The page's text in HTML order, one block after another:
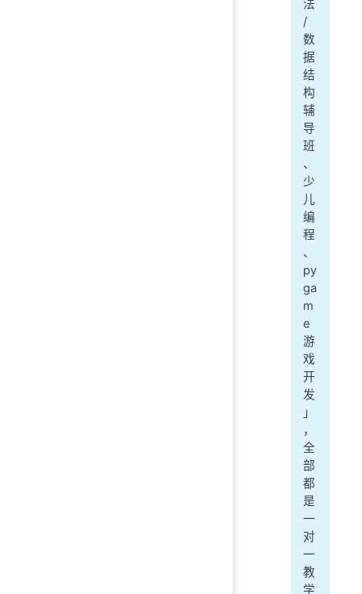
法
/
数
据
结
构
辅
导
班
、
少
儿
编
程
、
py
ga
m
e
游
戏
开
发
」
，
全
部
都
是
一
对
一
教
学